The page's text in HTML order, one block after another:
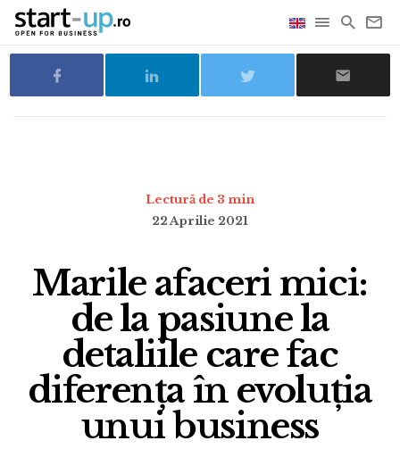
Lectură de 3 min
22 Aprilie 2021
Marile afaceri mici:
de la pasiune la
detaliile care fac
diferența în evoluția
unui business